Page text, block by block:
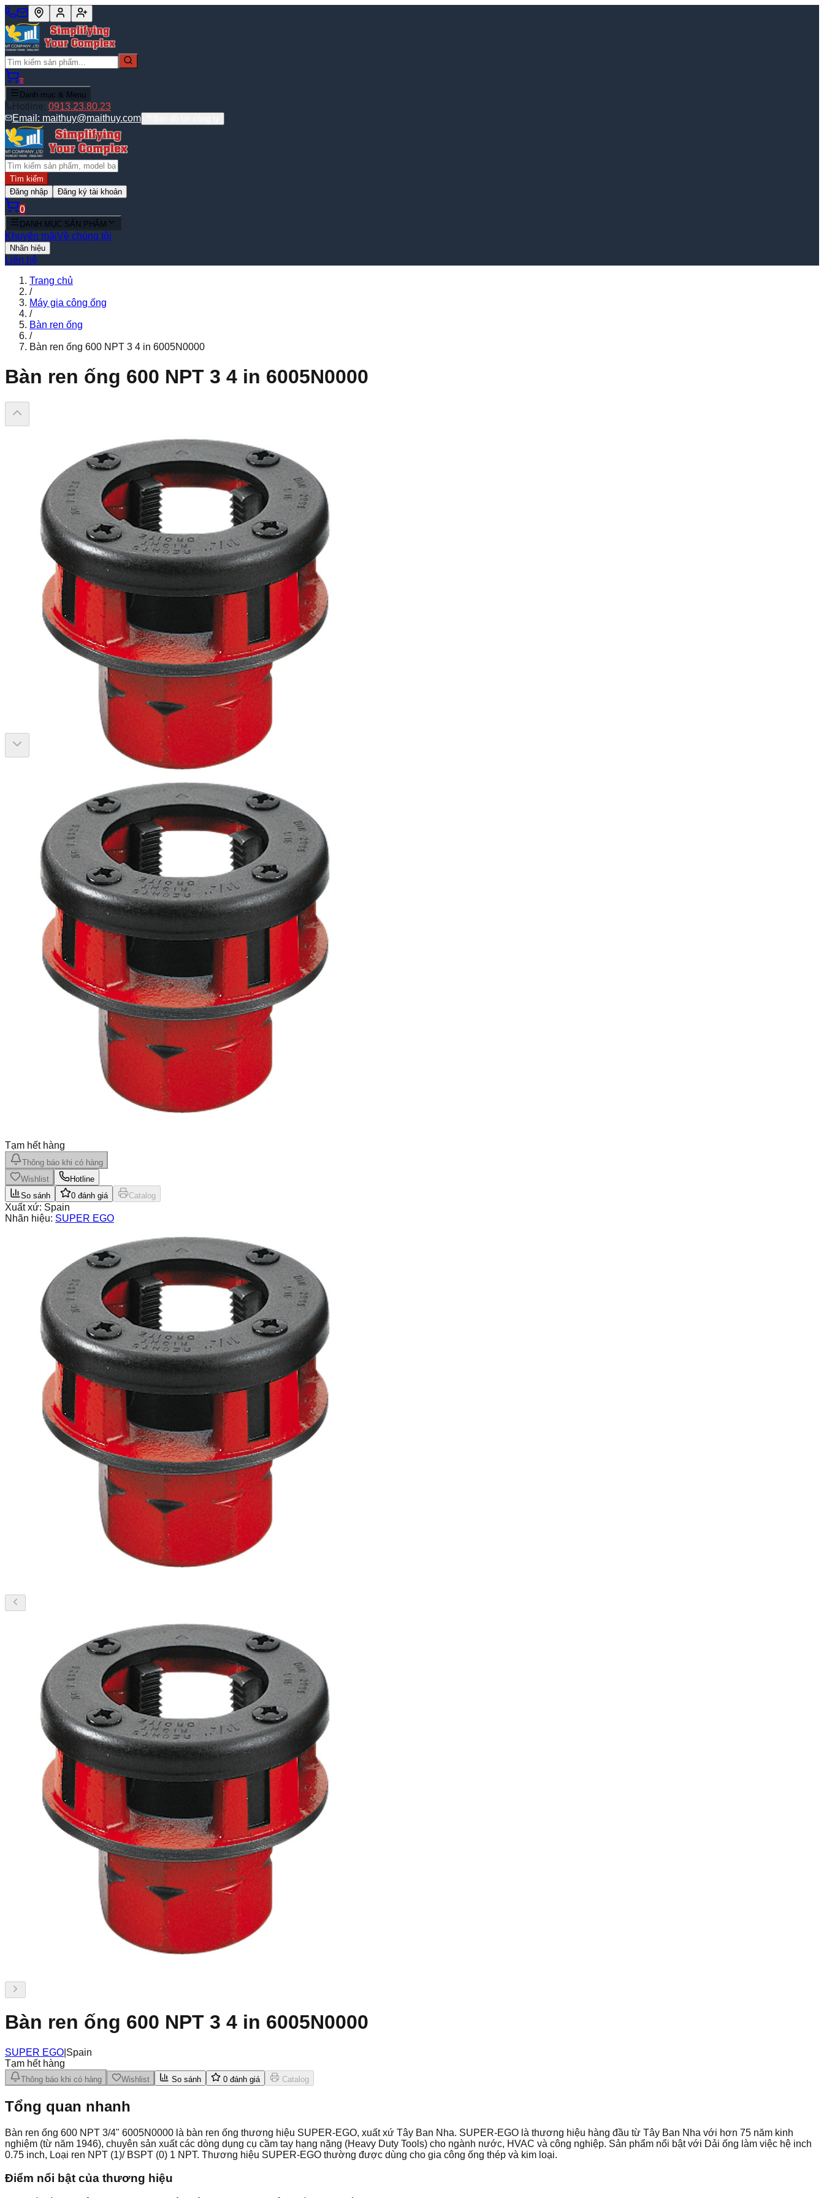
0
Danh mục & Menu
Hotline: 0913.23.80.23
Email: maithuy@maithuy.com
Tìm kiếm
Đăng nhập
Đăng ký tài khoản
0
DANH MỤC SẢN PHẨM
Khuyến mãiVề chúng tôi
Nhãn hiệu
Liên hệ
Trang chủ
/
Máy gia công ống
/
Bàn ren ống
/
Bàn ren ống 600 NPT 3 4 in 6005N0000
Bàn ren ống 600 NPT 3 4 in 6005N0000
Tạm hết hàng
Thông báo khi có hàng
Wishlist
Hotline
So sánh
0 đánh giá Catalog
Xuất xứ: Spain
Nhãn hiệu: SUPER EGO
Bàn ren ống 600 NPT 3 4 in 6005N0000
SUPER EGO Spain
Tạm hết hàng
Thông báo khi có hàng Wishlist So sánh 0 đánh giá Catalog
Tổng quan nhanh
Bàn ren ống 600 NPT 3/4" 6005N0000 là bàn ren ống thương hiệu SUPER-EGO, xuất xứ Tây Ban Nha. SUPER-EGO là thương hiệu hàng đầu từ Tây Ban Nha với hơn 75 năm kinh
nghiệm (từ năm 1946), chuyên sản xuất các dòng dụng cụ cầm tay hạng nặng (Heavy Duty Tools) cho ngành nước, HVAC và công nghiệp. Sản phẩm nổi bật với Dải ống làm việc hệ inch
0.75 inch, Loại ren NPT (1)/ BSPT (0) 1 NPT. Thương hiệu SUPER-EGO thường được dùng cho gia công ống thép và kim loại.
Điểm nổi bật của thương hiệu